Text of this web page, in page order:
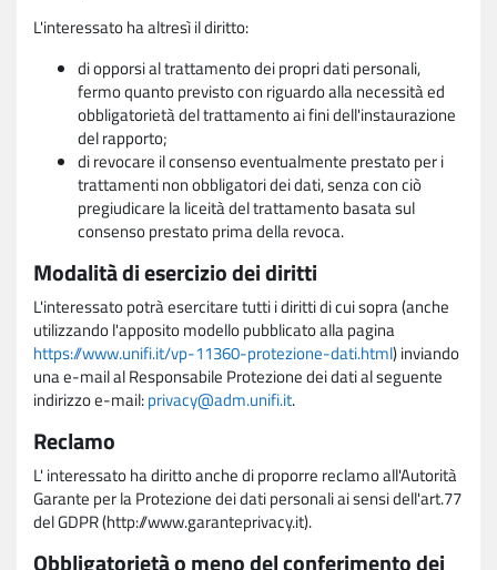
L'interessato ha altresì il diritto:
di opporsi al trattamento dei propri dati personali,
fermo quanto previsto con riguardo alla necessità ed
obbligatorietà del trattamento ai fini dell'instaurazione
del rapporto;
di revocare il consenso eventualmente prestato per i
trattamenti non obbligatori dei dati, senza con ciò
pregiudicare la liceità del trattamento basata sul
consenso prestato prima della revoca.
Modalità di esercizio dei diritti
L'interessato potrà esercitare tutti i diritti di cui sopra (anche
utilizzando l'apposito modello pubblicato alla pagina
https://www.unifi.it/vp-11360-protezione-dati.html) inviando
una e-mail al Responsabile Protezione dei dati al seguente
indirizzo e-mail:privacy@adm.unifi.it.
Reclamo
L' interessato ha diritto anche di proporre reclamo all'Autorità
Garante per la Protezione dei dati personali ai sensi dell'art.77
del GDPR (http://www.garanteprivacy.it).
Obbligatorietà o meno del conferimento dei